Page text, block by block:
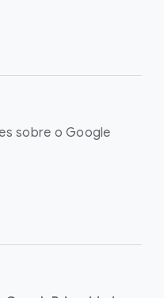
sobre o Google